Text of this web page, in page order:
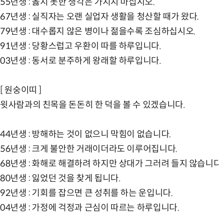
67년생 : 실직자는 오랜 실업자 생활을 청산할 때가 왔다.
79년생 : 대수롭지 않은 병이나 젊을수록 조심하십시오.
91년생 : 당황스럽고 우환이 따를 하루입니다.
03년생 : 동서로 분주하게 왕래할 하루입니다.
[ 원숭이띠 ]
윗사람과의 친목을 돈돈히 한 덕을 볼 수 있겠습니다.
44년생 : 방해하는 것이 없으니 막힘이 없습니다.
56년생 : 크게 불안한 거래이더라도 이루어집니다.
68년생 : 화해로 해결하려 하지만 상대가 그러려 들지 않습니
80년생 : 잃었던 것을 찾게 됩니다.
92년생 : 기회를 잡으면 큰 성취를 하는 운입니다.
04년생 : 가정에 걱정과 근심이 따르는 하루입니다.